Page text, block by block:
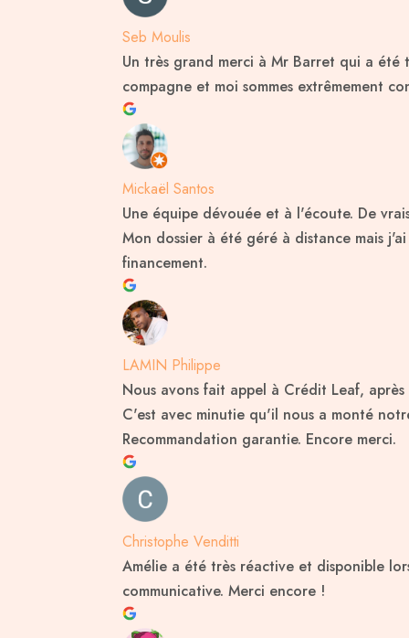
Seb Moulis
Un très grand merci à Mr Barret qui a été
compagne et moi sommes extrêmement
Mickaël Santos
Une équipe dévouée et à l'écoute. De
Mon dossier à été géré à distance mais
financement.
LAMIN Philippe
Nous avons fait appel à Crédit Leaf,
C'est avec minutie qu'il nous a monté
Recommandation garantie. Encore merci.
Christophe Venditti
Amélie a été très réactive et disponible
communicative. Merci encore !